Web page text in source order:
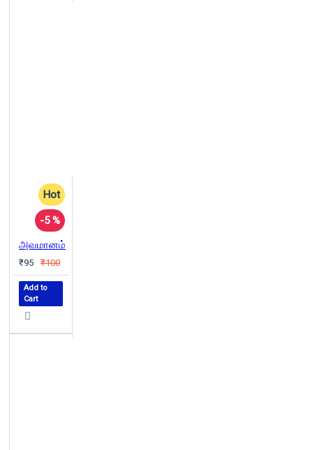
Hot
-5 %
அவமானம்
₹95 ₹100
Add to
Cart